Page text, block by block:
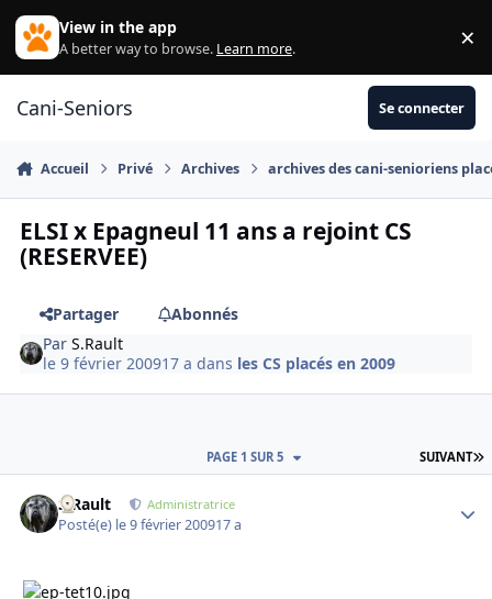
Aller au contenu
View in the app
A better way to browse. Learn more. ×
Cani-Seniors Se connecter
Accueil Privé Archives archives des cani-senioriens
ELSI x Epagneul 11 ans a rejoint CS
(RESERVEE)
Partager
Abonnés
ParS.Rault
le 9 février 200917 a dans les CS placés en 2009
SUIVANT
PAGE 1 SUR 5
S.Rault Administratrice
Posté(e) le 9 février 200917 a